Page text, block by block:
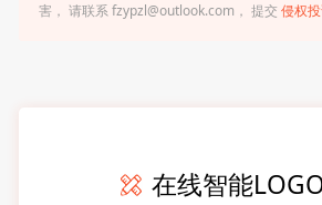
害， 请联系 fzypzl@outlook.com， 提交 侵权
在线智能